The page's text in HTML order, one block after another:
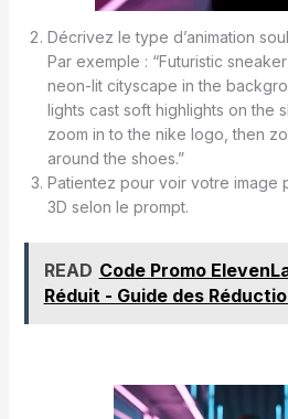
Décrivez le type d’animation
Par exemple : “Futuristic
neon-lit cityscape in the
lights cast soft highlights on the
zoom in to the nike logo, then
around the shoes.”
Patientez pour voir votre image
3D selon le prompt.
READ Code Promo
Réduit - Guide des